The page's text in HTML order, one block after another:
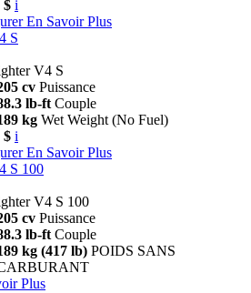
$ i
En Savoir Plus
S
V4 S
cv Puissance
lb-ft Couple
kg Wet Weight (No Fuel)
$ i
En Savoir Plus
S 100
V4 S 100
cv Puissance
lb-ft Couple
kg (417 lb) POIDS SANS
Plus